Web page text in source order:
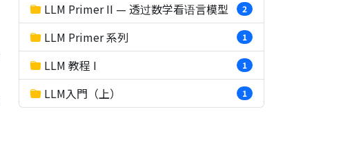
LLM Primer II — 透过数学看语言模型 2
LLM Primer 系列 1
LLM 教程 I 1
LLM入門（上） 1